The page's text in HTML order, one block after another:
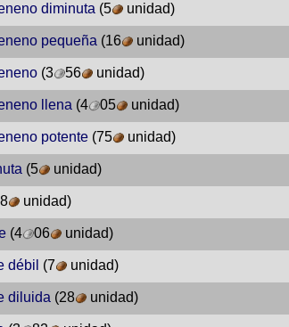
diminuta(5 unidad)
pequeña(16 unidad)
(3 56 unidad)
llena(4 05 unidad)
potente(75 unidad)
(5 unidad)
unidad)
(4 06 unidad)
débil (7 unidad)
diluida(28 unidad)